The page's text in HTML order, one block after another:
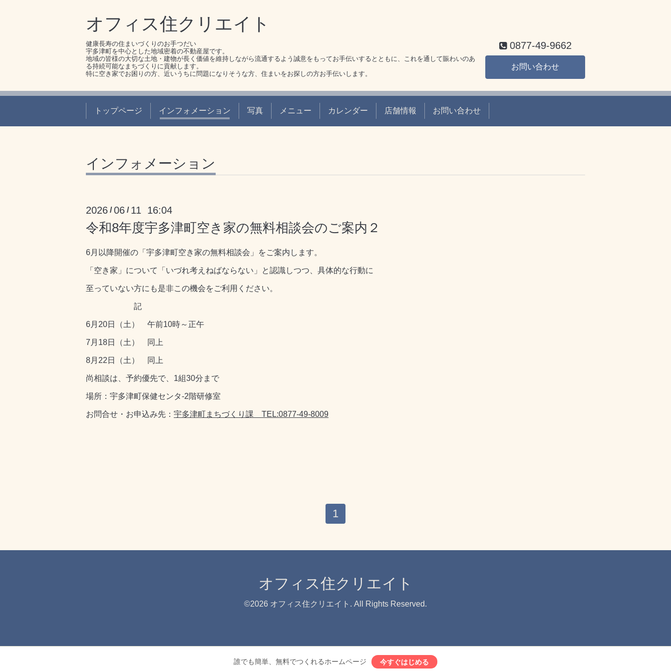
オフィス住クリエイト
健康長寿の住まいづくりのお手つだい
宇多津町を中心とした地域密着の不動産屋です。
地域の皆様の大切な土地・建物が長く価値を維持しながら流通するよう誠意をもってお手伝いするとともに、これを通して賑わいのあ
る持続可能なまちづくりに貢献します。
特に空き家でお困りの方、近いうちに問題になりそうな方、住まいをお探しの方お手伝いします。
0877-49-9662
お問い合わせ
トップページ インフォメーション 写真 メニュー カレンダー 店舗情報 お問い合わせ
インフォメーション
2026 /06 / 11 16:04
令和8年度宇多津町空き家の無料相談会のご案内２
6月以降開催の「宇多津町空き家の無料相談会」をご案内します。
「空き家」について「いづれ考えねばならない」と認識しつつ、具体的な行動に
至っていない方にも是非この機会をご利用ください。
記
6月20日（土） 午前10時～正午
7月18日（土） 同上
8月22日（土） 同上
尚相談は、予約優先で、1組30分まで
場所：宇多津町保健センタ‐2階研修室
お問合せ・お申込み先： 宇多津町まちづくり課 TEL:0877-49-8009
1
オフィス住クリエイト
©2026 オフィス住クリエイト . All Rights Reserved.
誰でも簡単、無料でつくれるホームページ 今すぐはじめる